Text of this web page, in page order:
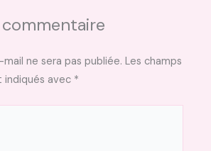
ne sera pas publiée. Les champs
indiqués avec *